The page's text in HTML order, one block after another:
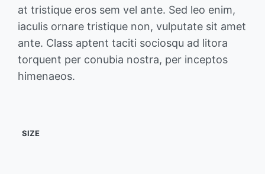
at tristique eros sem vel ante. Sed leo enim,
iaculis ornare tristique non, vulputate sit amet
ante. Class aptent taciti sociosqu ad litora
torquent per conubia nostra, per inceptos
himenaeos.
SIZE